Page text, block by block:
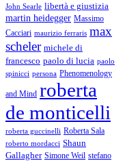
John Searle libertà e giustizia
martin heidegger Massimo
Cacciari maurizio ferraris max
scheler michele di
francesco paolo di lucia paolo
spinicci persona Phenomenology
and Mind roberta
de monticelli
roberta guccinelli Roberta Sala
roberto mordacci Shaun
Gallagher Simone Weil stefano